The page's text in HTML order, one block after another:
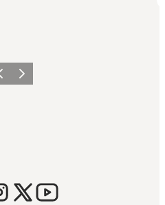
Næste